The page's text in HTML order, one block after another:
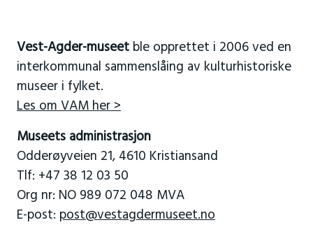
Vest-Agder-museetble opprettet i 2006 ved en
interkommunal sammenslåing av kulturhistoriske
museer i fylket.
Les om VAM her >
Museets administrasjon
Odderøyveien 21, 4610 Kristiansand
Tlf: +47 38 12 03 50
Org nr: NO 989 072 048 MVA
E-post: post@vestagdermuseet.no